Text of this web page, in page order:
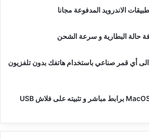
الاندرويد المدفوعة مجانا
أي قمر صناعي باستخدام هاتفك بدون تلفزيون
تحميل نسخة MacOS Sierra برابط مباشر و تثبيته على فلاش USB